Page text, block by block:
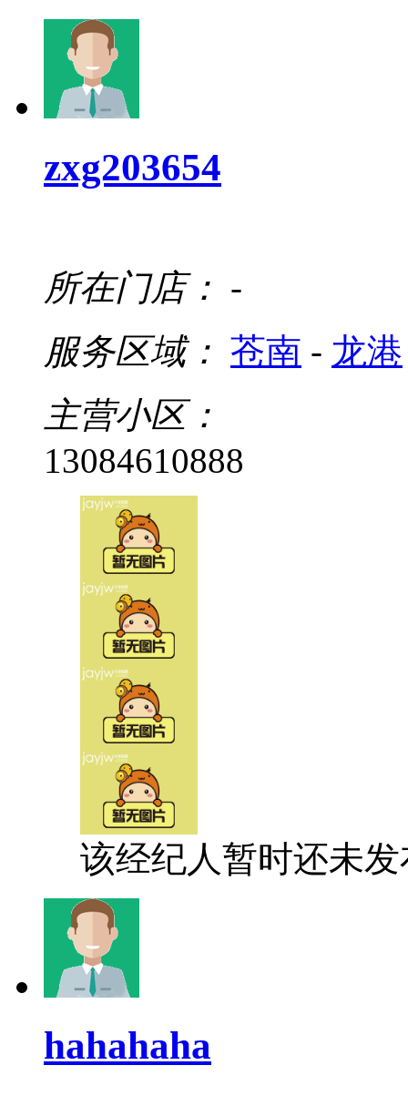
zxg203654
所在门店： -
服务区域： 苍南 - 龙港
主营小区：
13084610888
该经纪人暂时还未
hahahaha